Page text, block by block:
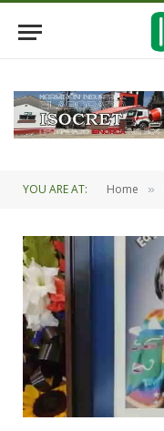
YOU ARE AT: Home »